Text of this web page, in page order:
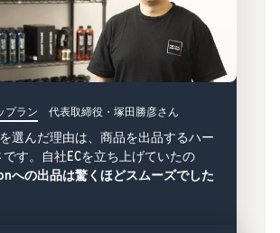
プラン 代表取締役・塚田勝彦さん
を選んだ理由は、商品を出品するハー
です。自社ECを立ち上げていたの
への出品は驚くほどスムーズでした